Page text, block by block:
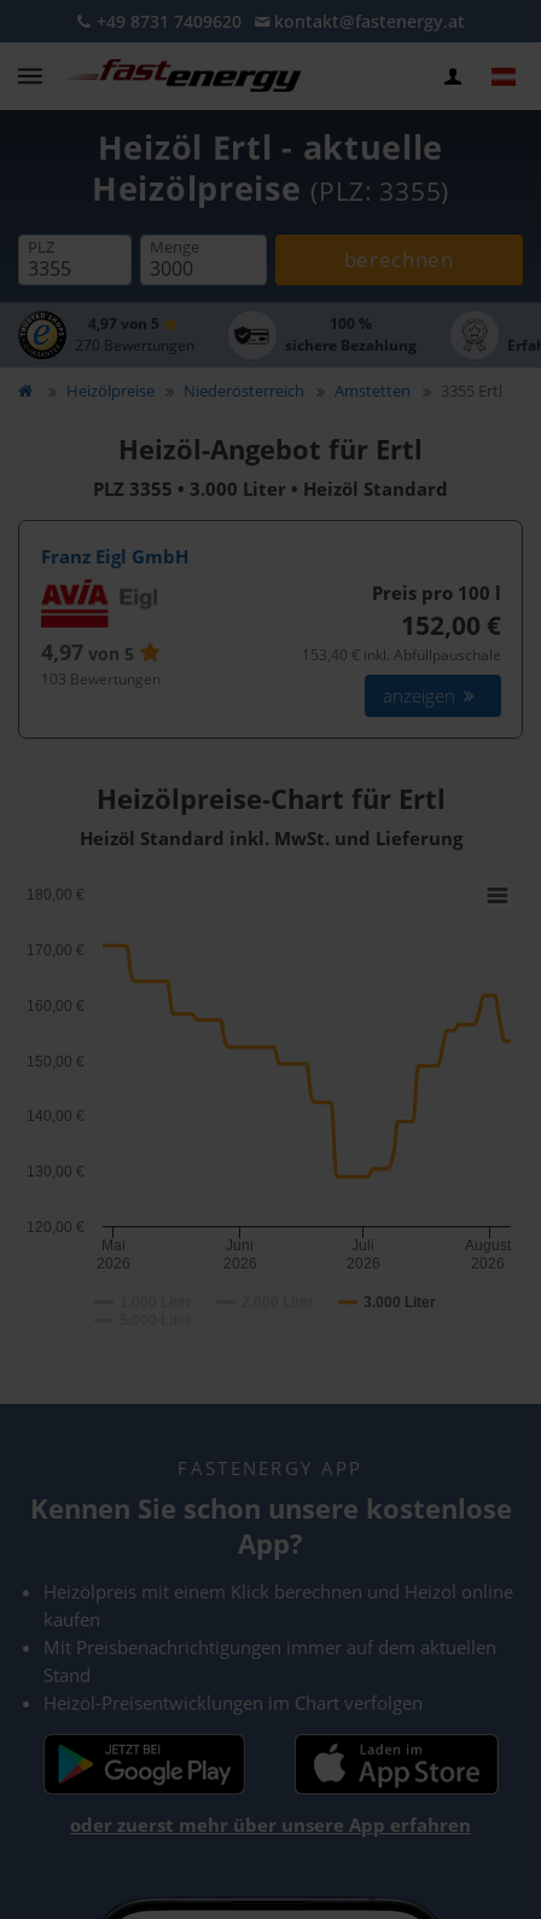
+49 8731 7409620 kontakt@fastenergy.at
Heizöl Ertl - aktuelle
Heizölpreise (PLZ: 3355)
PLZ Menge berechnen
4,97 von 5
270 Bewertungen
100 %
sichere Bezahlung
Heizölpreise Niederösterreich Amstetten 3355 Ertl
Heizöl-Angebot für Ertl
PLZ 3355 • 3.000 Liter • Heizöl Standard
Franz Eigl GmbH
4,97von 5
103 Bewertungen
Preis pro 100 l
152,00 €
153,40 € inkl. Abfüllpauschale
anzeigen
Heizölpreise-Chart für Ertl
Heizöl Standard inkl. MwSt. und Lieferung
3.000 Liter
Mai
2026
Juni
2026
Juli
2026
August
2026
120,00 €
130,00 €
140,00 €
150,00 €
160,00 €
170,00 €
180,00 €
FASTENERGY APP
Kennen Sie schon unsere kostenlose
App?
Heizölpreis mit einem Klick berechnen und Heizöl online
kaufen
Mit Preisbenachrichtigungen immer auf dem aktuellen
Stand
Heizöl-Preisentwicklungen im Chart verfolgen
oder zuerst mehr über unsere App erfahren